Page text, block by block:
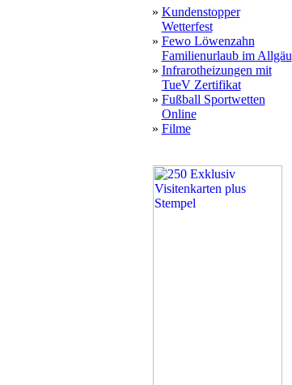
» Kundenstopper
Wetterfest
» Fewo Löwenzahn
Familienurlaub im Allgäu
» Infrarotheizungen mit
TueV Zertifikat
» Fußball Sportwetten
Online
» Filme